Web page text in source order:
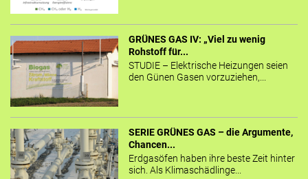
GRÜNES GAS IV: „Viel zu wenig
Rohstoff für...
STUDIE – Elektrische Heizungen seien
den Günen Gasen vorzuziehen,...
SERIE GRÜNES GAS – die Argumente,
Chancen...
Erdgasöfen haben ihre beste Zeit hinter
sich. Als Klimaschädlinge...